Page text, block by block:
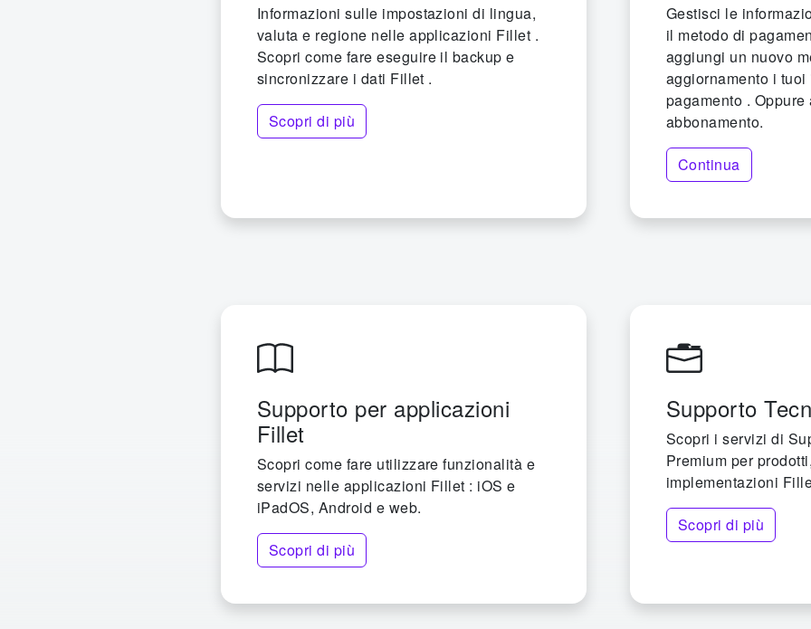
Informazioni sulle impostazioni di lingua,
valuta e regione nelle applicazioni Fillet .
Scopri come fare eseguire il backup e
sincronizzare i dati Fillet .
Scopri di più
Gestisci le
il metodo di
aggiungi un nuovo
aggiornamento i
pagamento .
abbonamento.
Continua
Supporto per applicazioni
Fillet
Scopri come fare utilizzare funzionalità e
servizi nelle applicazioni Fillet : iOS e
iPadOS, Android e web.
Scopri di più
Supporto
Scopri i servizi di
Premium per
implementazioni
Scopri di più